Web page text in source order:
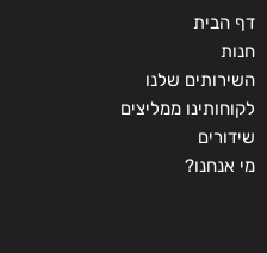
דף הבית
חנות
השירותים שלנו
לקוחותינו ממליצים
שידורים
מי אנחנו?